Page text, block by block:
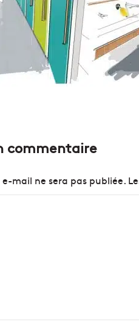
commentaire
e-mail ne sera pas publiée.